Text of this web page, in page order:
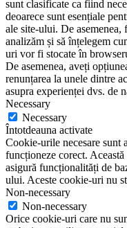
sunt clasificate ca fiind
deoarece sunt esențiale
ale site-ului. De asemenea,
analizăm și să înțelegem
uri vor fi stocate în
De asemenea, aveți
renunțarea la unele dintre
asupra experienței dvs. de
Necessary
Necessary
Întotdeauna activate
Cookie-urile necesare sunt
funcționeze corect.
asigură funcționalități de
ului. Aceste cookie-uri nu
Non-necessary
Non-necessary
Orice cookie-uri care nu